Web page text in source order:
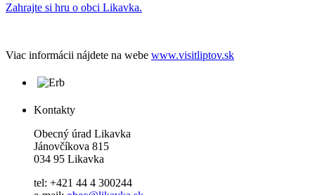
Zahrajte si hru o obci Likavka.
Viac informácii nájdete na webe www.visitliptov.sk
Kontakty
Obecný úrad Likavka
Jánovčíkova 815
034 95 Likavka
tel: +421 44 4 300244